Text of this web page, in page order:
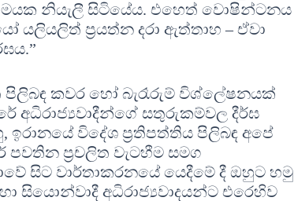
නියැලී සිටියේය. එහෙත් වොෂින්ටනය
යලියලිත් ප‍්‍රයත්න දරා ඇත්තාහ – ඒවා
පිලිබඳ කවර හෝ බැරෑරුම් විශ්ලේෂනයක්
අධිරාජ්‍යවාදීන්ගේ සතුරුකම්වල දීර්ඝ
විදේශ ප‍්‍රතිපත්තිය පිලිබඳ අපේ
පවතින ප‍්‍රචලිත වැටහීම සමග
සිට වාර්තාකරනයේ යෙදීමේ දී ඔහුට හමු
සියොන්වාදී අධිරාජ්‍යවාදයන්ට එරෙහිව